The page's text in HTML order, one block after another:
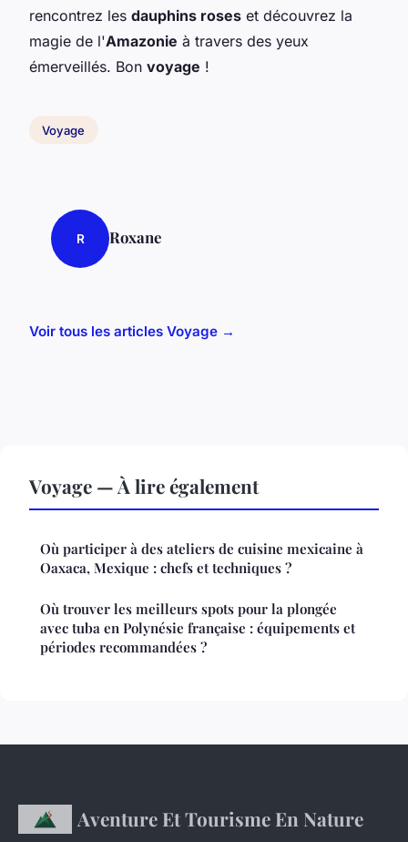
rencontrez les dauphins roses et découvrez la
magie de l'Amazonie à travers des yeux
émerveillés. Bon voyage !
Voyage
R Roxane
Voir tous les articles Voyage →
Voyage — À lire également
Où participer à des ateliers de cuisine mexicaine à
Oaxaca, Mexique : chefs et techniques ?
Où trouver les meilleurs spots pour la plongée
avec tuba en Polynésie française : équipements et
périodes recommandées ?
Aventure Et Tourisme En Nature